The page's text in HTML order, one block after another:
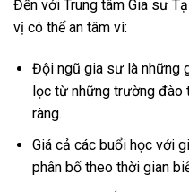
Đến với Trung tâm Gia sư
vị có thể an tâm vì:
Đội ngũ gia sư là những
lọc từ những trường đào
ràng.
Giá cả các buổi học với
phân bố theo thời gian